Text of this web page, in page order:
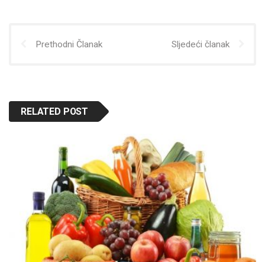
Prethodni Članak Sljedeći članak
RELATED POST